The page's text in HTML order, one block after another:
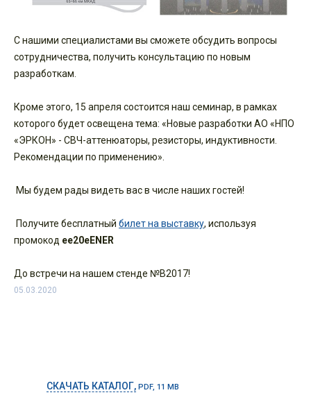
С нашими специалистами вы сможете обсудить вопросы
сотрудничества, получить консультацию по новым
разработкам.
Кроме этого, 15 апреля состоится наш семинар, в рамках
которого будет освещена тема: «Новые разработки АО «НПО
«ЭРКОН» - СВЧ-аттенюаторы, резисторы, индуктивности.
Рекомендации по применению».
Мы будем рады видеть вас в числе наших гостей!
Получите бесплатный билет на выставку, используя
промокод ee20eENER
До встречи на нашем стенде №B2017!
05.03.2020
СКАЧАТЬ КАТАЛОГ, PDF, 11 MB